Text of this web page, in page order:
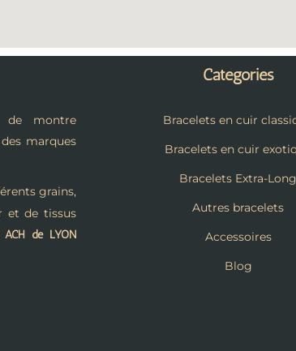
de montre
marques
grains,
et de tissus
ACH de LYON
Catégories
Bracelets en cuir
Bracelets en cuir
Bracelets Extra-Long
Autres bracelets
Accessoires
Blog